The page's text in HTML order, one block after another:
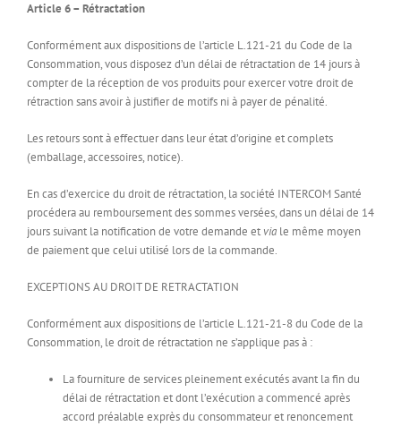
Article 6 – Rétractation
Conformément aux dispositions de l’article L.121-21 du Code de la
Consommation, vous disposez d’un délai de rétractation de 14 jours à
compter de la réception de vos produits pour exercer votre droit de
rétraction sans avoir à justifier de motifs ni à payer de pénalité.
Les retours sont à effectuer dans leur état d’origine et complets
(emballage, accessoires, notice).
En cas d’exercice du droit de rétractation, la société INTERCOM Santé
procédera au remboursement des sommes versées, dans un délai de 14
jours suivant la notification de votre demande et via le même moyen
de paiement que celui utilisé lors de la commande.
EXCEPTIONS AU DROIT DE RETRACTATION
Conformément aux dispositions de l’article L.121-21-8 du Code de la
Consommation, le droit de rétractation ne s’applique pas à :
La fourniture de services pleinement exécutés avant la fin du
délai de rétractation et dont l’exécution a commencé après
accord préalable exprès du consommateur et renoncement